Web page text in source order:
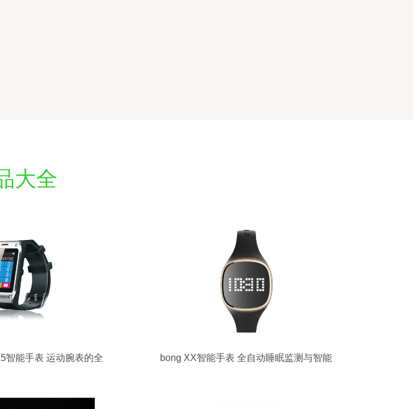
大全
智能手表 运动腕表的全
bong XX智能手表 全自动睡眠监测与智能